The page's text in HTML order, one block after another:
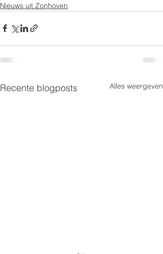
Nieuws uit Zonhoven
Recente blogposts Alles weergeven